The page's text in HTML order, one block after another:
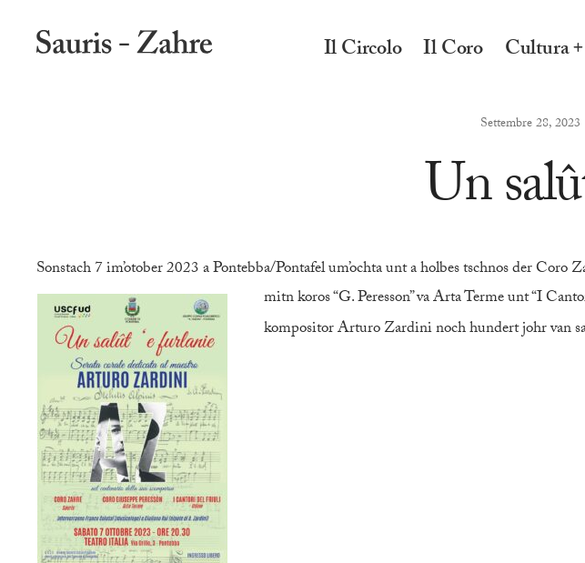
Il Circolo Il Coro Cultura
Settembre 28, 2023
Un
Sonstach 7 im’otober 2023 a Pontebba/Pontafel um’ochta unt a holbes tschnos der Coro
mitn koros “G. Peresson” va Arta Terme unt “I
kompositor Arturo Zardini noch hundert johr van